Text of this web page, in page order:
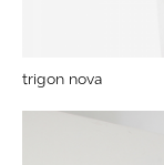
trigon nova